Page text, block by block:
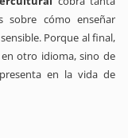
sobre cómo enseñar
Porque al final,
otro idioma, sino de
en la vida de